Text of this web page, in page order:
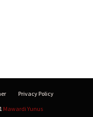
Privacy Policy
Mawardi Yunus